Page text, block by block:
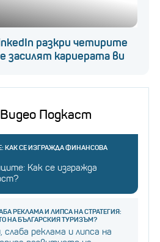
разкри четирите
засилят кариерата ви
Подкаст
КАК СЕ ИЗГРАЖДА ФИНАНСОВА
Как се изгражда
РЕКЛАМА И ЛИПСА НА СТРАТЕГИЯ:
НА БЪЛГАРСКИЯ ТУРИЗЪМ?
слаба реклама и липса на